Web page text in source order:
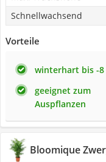
Schnellwachsend
Vorteile
winterhart bis -8
geeignet zum
Auspflanzen
Bloomique